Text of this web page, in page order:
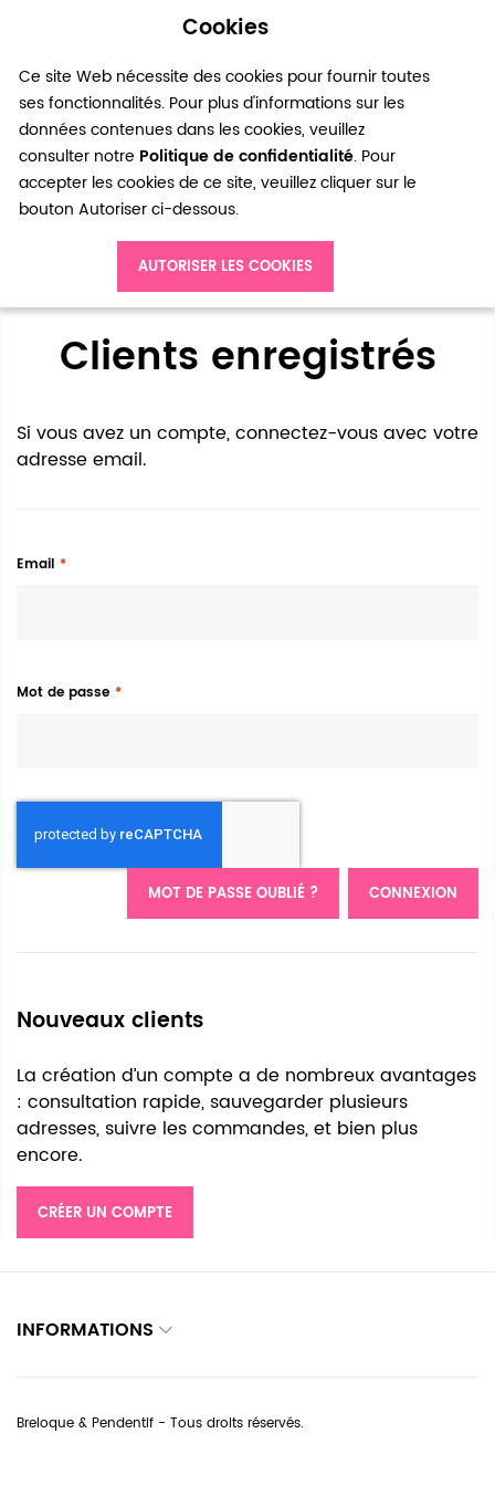
Cookies
Ce site Web nécessite des cookies pour fournir toutes
ses fonctionnalités. Pour plus d'informations sur les
données contenues dans les cookies, veuillez
consulter notre Politique de confidentialité. Pour
accepter les cookies de ce site, veuillez cliquer sur le
bouton Autoriser ci-dessous.
AUTORISER LES COOKIES
0
Accès client
Clients enregistrés
Si vous avez un compte, connectez-vous avec votre
adresse email.
Email
Mot de passe
CONNEXION
MOT DE PASSE OUBLIÉ ?
Nouveaux clients
La création d’un compte a de nombreux avantages
: consultation rapide, sauvegarder plusieurs
adresses, suivre les commandes, et bien plus
encore.
CRÉER UN COMPTE
INFORMATIONS
Breloque & Pendentif - Tous droits réservés.